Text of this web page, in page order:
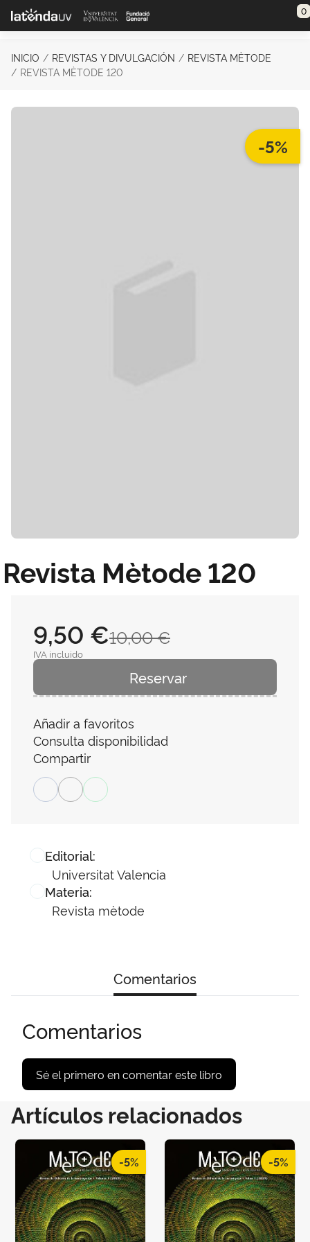
Saltar al contenido principal 0
INICIO REVISTAS Y DIVULGACIÓN
REVISTA MÈTODE
REVISTA MÈTODE 120
-5%
Revista Mètode 120
Editorial:
Universitat Valencia
Materia:
Revista mètode
10,00 €
9,50 €
IVA incluido
Reservar
Añadir a favoritos
Consulta disponibilidad
Compartir
Comentarios
Comentarios
Sé el primero en comentar este libro
Artículos relacionados
-5% -5%